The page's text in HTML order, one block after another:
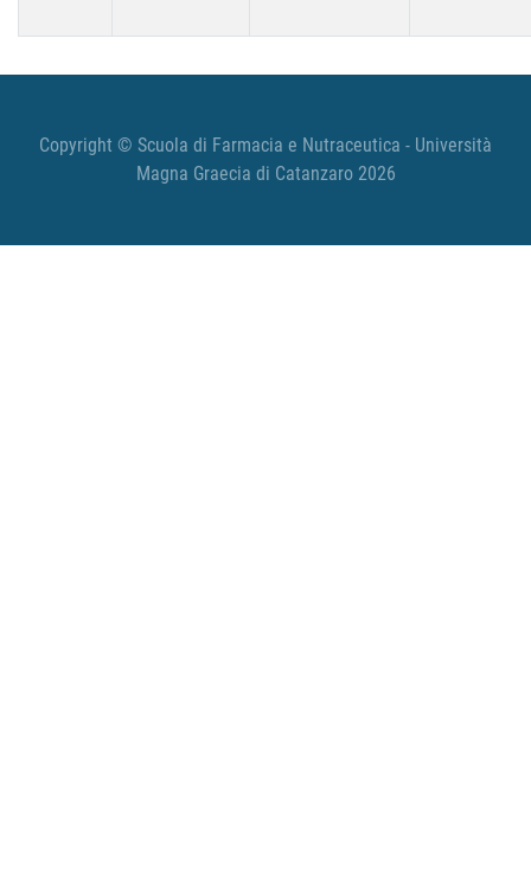
Copyright © Scuola di Farmacia e Nutraceutica - Università
Magna Graecia di Catanzaro 2026